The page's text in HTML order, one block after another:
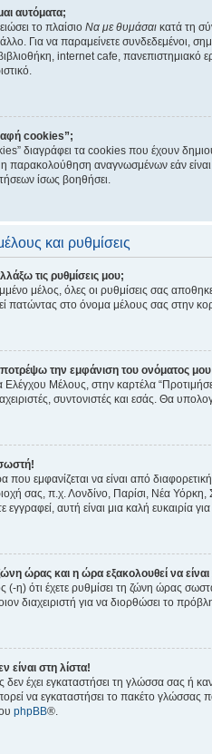
αυτόματα;
το πλαίσιο Να με θυμάσαι κατά τη
Για να παραμείνετε συνδεδεμένοι,
internet cafe, πανεπιστημιακό
cookies”;
διαγράφει τα cookies που έχουν
η παρακολούθηση αναγνωσμένων εάν
ίσως βοηθήσει.
και ρυθμίσεις
τις ρυθμίσεις μου;
μέλος, όλες οι ρυθμίσεις σας
πατώντας στο όνομα μέλους σας στην
την εμφάνιση του ονόματος
Μέλους, στην καρτέλα
συντονιστές και εσάς. Θα
που εμφανίζεται να είναι από
σας, π.χ. Λονδίνο, Παρίσι, Νέα
εγγραφεί, αυτή είναι μια καλή ευκαιρία για
ώρας και η ώρα εξακολουθεί να
(-η) ότι έχετε ρυθμίσει τη ζώνη ώρας
διαχειριστή για να διορθώσει το
στη λίστα!
δεν έχει εγκαταστήσει τη γλώσσα σας
να εγκαταστήσει το πακέτο γλώσσας
phpBB®.